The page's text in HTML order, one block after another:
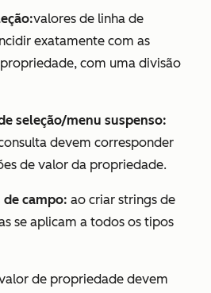
valores de linha de
exatamente com as
com uma divisão
seleção/menu suspenso:
devem corresponder
de valor da propriedade.
de campo: ao criar strings de
se aplicam a todos os tipos
de propriedade devem